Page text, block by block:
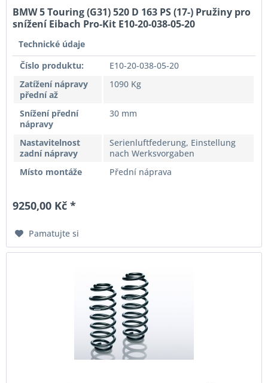
BMW 5 Touring (G31) 520 D 163 PS (17-) Pružiny pro
snížení Eibach Pro-Kit E10-20-038-05-20
Technické údaje
Číslo produktu:
E10-20-038-05-20
Zatížení nápravy
přední až
1090 Kg
Snížení přední
nápravy
30 mm
Nastavitelnost
zadní nápravy
Serienluftfederung, Einstellung
nach Werksvorgaben
Místo montáže
Přední náprava
9250,00 Kč *
Pamatujte si